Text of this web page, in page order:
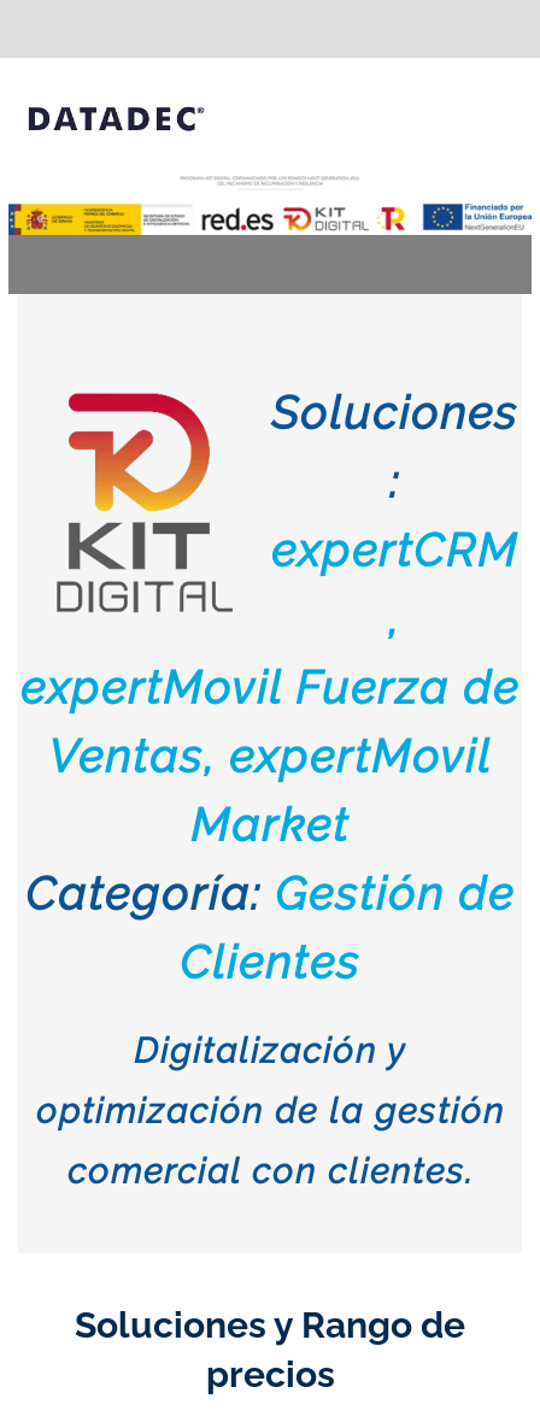
Soluciones
:
expertCRM
,
expertMovil Fuerza de
Ventas, expertMovil
Market
Categoría: Gestión de
Clientes
Digitalización y
optimización de la gestión
comercial con clientes.
Soluciones y Rango de
precios